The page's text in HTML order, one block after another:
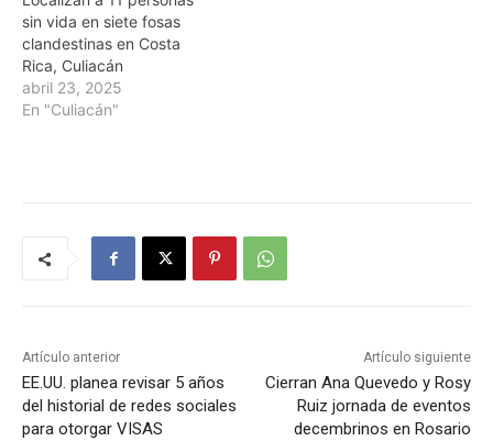
sin vida en siete fosas
clandestinas en Costa
Rica, Culiacán
abril 23, 2025
En "Culiacán"
Artículo anterior
EE.UU. planea revisar 5 años
del historial de redes sociales
para otorgar VISAS
Artículo siguiente
Cierran Ana Quevedo y Rosy
Ruiz jornada de eventos
decembrinos en Rosario